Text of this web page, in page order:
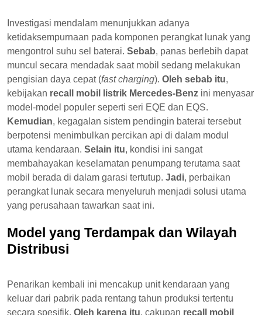
Investigasi mendalam menunjukkan adanya
ketidaksempurnaan pada komponen perangkat lunak yang
mengontrol suhu sel baterai. Sebab, panas berlebih dapat
muncul secara mendadak saat mobil sedang melakukan
pengisian daya cepat (fast charging). Oleh sebab itu,
kebijakan recall mobil listrik Mercedes-Benz ini menyasar
model-model populer seperti seri EQE dan EQS.
Kemudian, kegagalan sistem pendingin baterai tersebut
berpotensi menimbulkan percikan api di dalam modul
utama kendaraan. Selain itu, kondisi ini sangat
membahayakan keselamatan penumpang terutama saat
mobil berada di dalam garasi tertutup. Jadi, perbaikan
perangkat lunak secara menyeluruh menjadi solusi utama
yang perusahaan tawarkan saat ini.
Model yang Terdampak dan Wilayah
Distribusi
Penarikan kembali ini mencakup unit kendaraan yang
keluar dari pabrik pada rentang tahun produksi tertentu
secara spesifik. Oleh karena itu, cakupan recall mobil